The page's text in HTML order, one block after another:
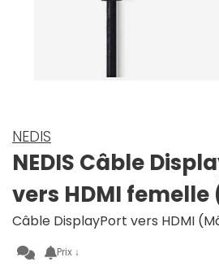
NEDIS
NEDIS Câble
vers HDMI femelle
Câble DisplayPort vers HDMI
Prix ↓